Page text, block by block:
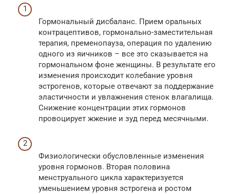
Гормональный дисбаланс. Прием оральных
контрацептивов, гормонально-заместительная
терапия, пременопауза, операция по удалению
одного из яичников – все это сказывается на
гормональном фоне женщины. В результате его
изменения происходит колебание уровня
эстрогенов, которые отвечают за поддержание
эластичности и увлажнения стенок влагалища.
Снижение концентрации этих гормонов
провоцирует жжение и зуд перед месячными.
Физиологически обусловленные изменения
уровня гормонов. Вторая половина
менструального цикла характеризуется
уменьшением уровня эстрогена и ростом